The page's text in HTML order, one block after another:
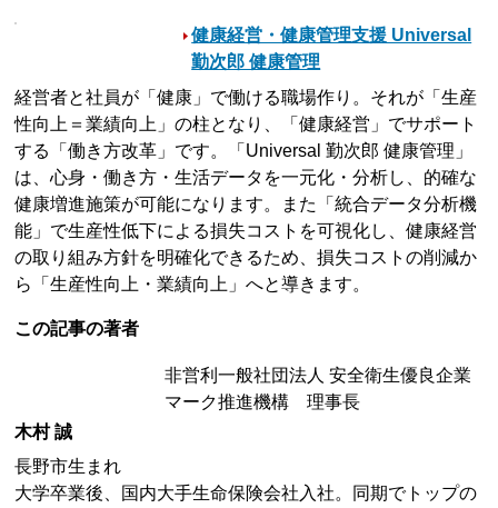
健康経営・健康管理支援 Universal
勤次郎 健康管理
経営者と社員が「健康」で働ける職場作り。それが「生産
性向上＝業績向上」の柱となり、「健康経営」でサポート
する「働き方改革」です。「Universal 勤次郎 健康管理」
は、心身・働き方・生活データを一元化・分析し、的確な
健康増進施策が可能になります。また「統合データ分析機
能」で生産性低下による損失コストを可視化し、健康経営
の取り組み方針を明確化できるため、損失コストの削減か
ら「生産性向上・業績向上」へと導きます。
この記事の著者
非営利一般社団法人 安全衛生優良企業
マーク推進機構 理事長
木村 誠
長野市生まれ
大学卒業後、国内大手生命保険会社入社。同期でトップの